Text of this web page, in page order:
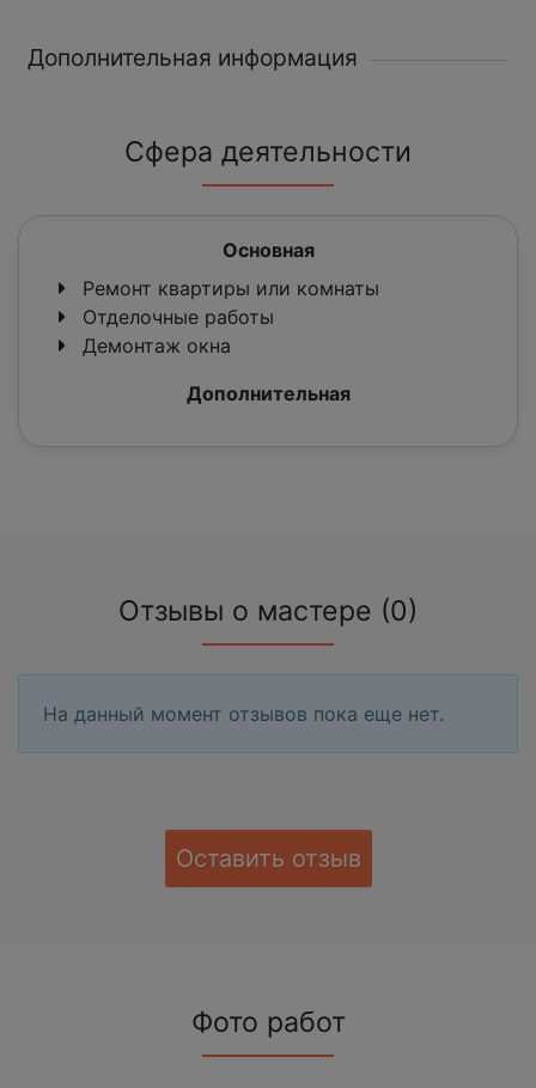
Дополнительная информация
Сфера деятельности
Основная
Ремонт квартиры или комнаты
Отделочные работы
Демонтаж окна
Дополнительная
Отзывы о мастере (0)
На данный момент отзывов пока еще нет.
Оставить отзыв
Фото работ